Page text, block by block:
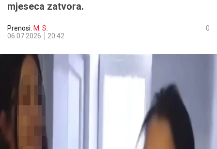
mjeseca zatvora.
Prenosi: M. S.
06.07.2026.
20:42
0